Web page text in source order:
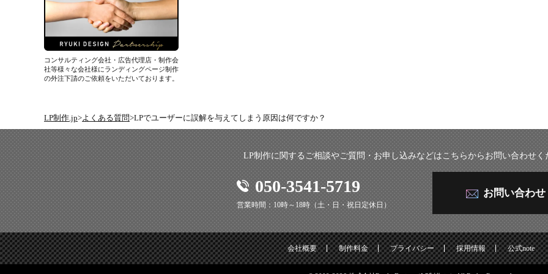
コンサルティング会社・広告代理店・制作会
社等様々な会社様にランディングページ制作
の外注下請のご依頼をいただいております。
LP制作.jp よくある質問 LPでユーザーに誤解を与えてしまう原因は何ですか？
LP制作に関するご相談やご質問・お申し込みなどはこちらからお問い合わせく
050-3541-5719
営業時間：10時～18時（土・日・祝日定休日）
お問い合わせ
会社概要 制作料金 プライバシー 採用情報 公式note